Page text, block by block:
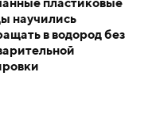
пластиковые
научились
в водород без